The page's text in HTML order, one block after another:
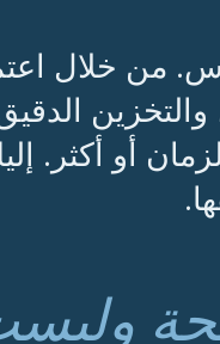
من خلال
والتخزين
أو أكثر.